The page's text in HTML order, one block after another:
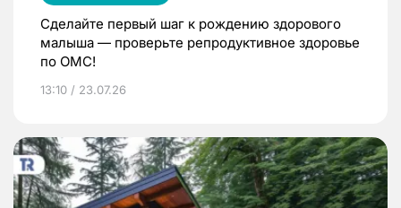
Сделайте первый шаг к рождению здорового
малыша — проверьте репродуктивное здоровье
по ОМС!
13:10 / 23.07.26